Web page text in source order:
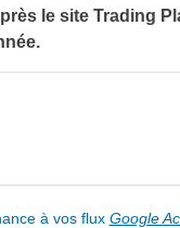
le site Trading
à vos flux Google